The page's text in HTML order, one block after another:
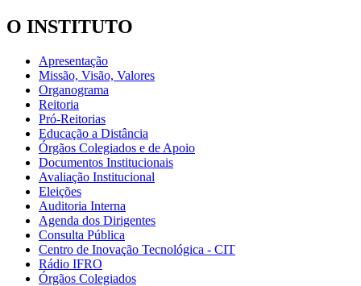
O INSTITUTO
Apresentação
Missão, Visão, Valores
Organograma
Reitoria
Pró-Reitorias
Educação a Distância
Órgãos Colegiados e de Apoio
Documentos Institucionais
Avaliação Institucional
Eleições
Auditoria Interna
Agenda dos Dirigentes
Consulta Pública
Centro de Inovação Tecnológica - CIT
Rádio IFRO
Órgãos Colegiados